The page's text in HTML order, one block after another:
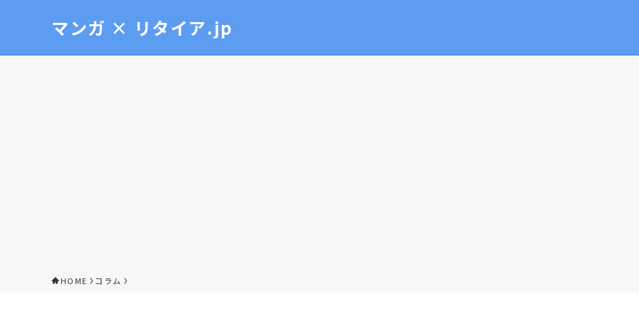
マンガ × リタイア.jp
HOME コラム